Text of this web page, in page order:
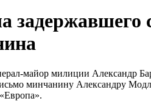
майор милиции Александр
минчанину Александру